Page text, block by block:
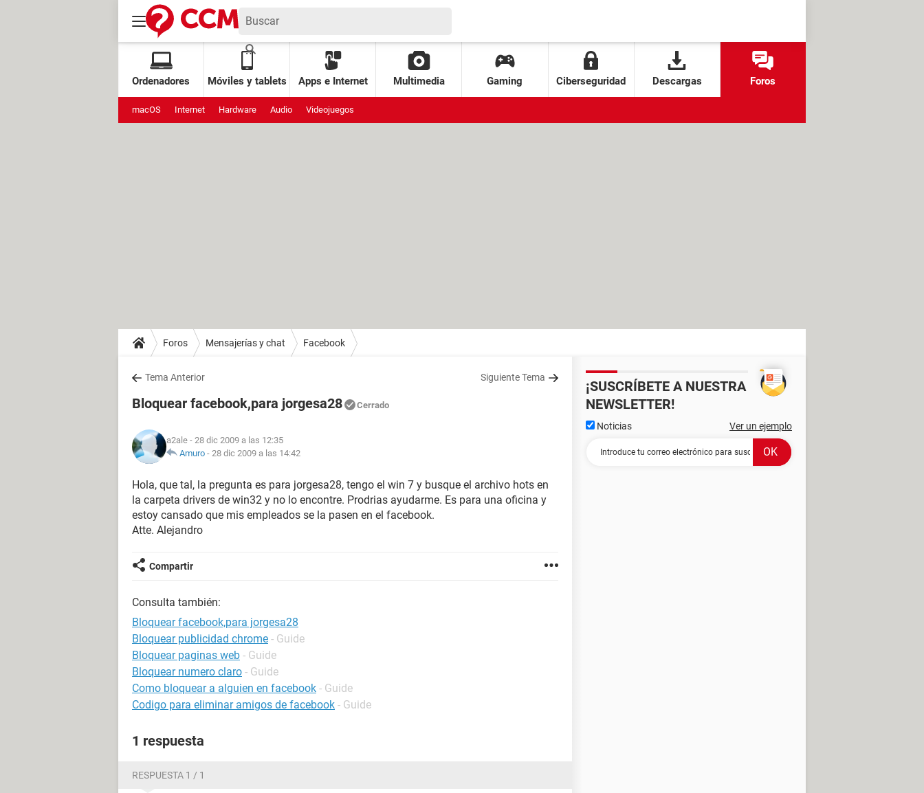
Ordenadores Móviles y tablets Apps e Internet Multimedia Gaming Ciberseguridad Descargas Foros
macOS Internet Hardware Audio Videojuegos
Foros Mensajerías y chat Facebook
Tema Anterior Siguiente Tema
Bloquear facebook,para jorgesa28 Cerrado
a2ale - 28 dic 2009 a las 12:35
Amuro - 28 dic 2009 a las 14:42
Hola, que tal, la pregunta es para jorgesa28, tengo el win 7 y busque el archivo hots en
la carpeta drivers de win32 y no lo encontre. Prodrias ayudarme. Es para una oficina y
estoy cansado que mis empleados se la pasen en el facebook.
Atte. Alejandro
Compartir
Consulta también:
Bloquear facebook,para jorgesa28
Bloquear publicidad chrome - Guide
Bloquear paginas web - Guide
Bloquear numero claro - Guide
Como bloquear a alguien en facebook - Guide
Codigo para eliminar amigos de facebook - Guide
1 respuesta
RESPUESTA 1 / 1
¡SUSCRÍBETE A NUESTRA
NEWSLETTER!
Noticias Ver un ejemplo